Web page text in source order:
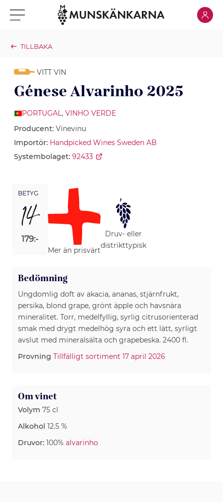
Klicka för meny Klicka
TILLBAKA
VITT VIN
Génese Alvarinho 2025
PORTUGAL, VINHO VERDE
Producent: Vinevinu
Importör: Handpicked Wines Sweden AB
Systembolaget: 92433
BETYG
14
179:-
Mer än prisvärt
Druv- eller
distrikttypisk
Bedömning
Ungdomlig doft av akacia, ananas, stjärnfrukt,
persika, blond grape, grönt äpple och havsnära
mineralitet. Torr, medelfyllig, syrlig citrusorienterad
smak med drygt medelhög syra och ett lätt, syrligt
avslut med mineralsälta och grapebeska. 2400 fl.
Provning Tillfälligt sortiment 17 april 2026
Om vinet
Volym 75 cl
Alkohol 12.5 %
Druvor: 100% alvarinho